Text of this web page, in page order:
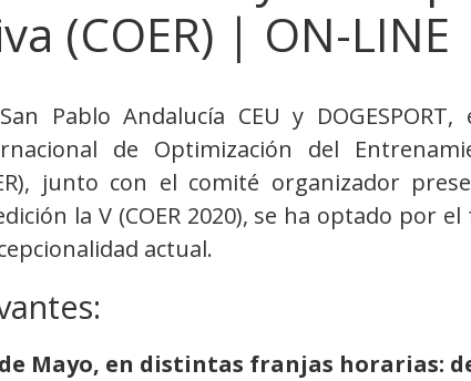
(COER) | ON-LINE
Pablo Andalucía CEU y
de Optimización del
junto con el comité organizador
la V (COER 2020), se ha optado por
actual.
de Mayo, en distintas franjas horarias: de